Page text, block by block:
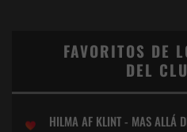
FAVORITOS DE
DEL
HILMA AF KLINT - MAS ALLÁ